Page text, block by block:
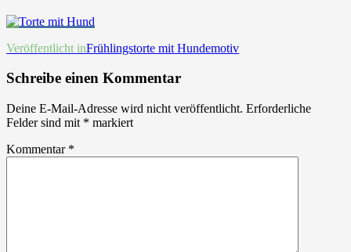
Beitrags-
Veröffentlicht inFrühlingstorte mit Hundemotiv
Schreibe einen Kommentar
Deine E-Mail-Adresse wird nicht veröffentlicht. Erforderliche
Felder sind mit * markiert
Kommentar *